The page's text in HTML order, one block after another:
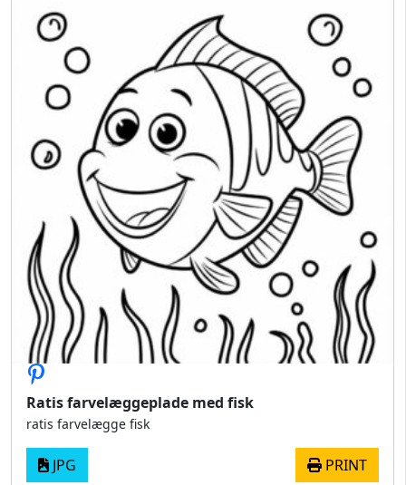
Ratis farvelæggeplade med fisk
ratis farvelægge fisk
JPG PRINT